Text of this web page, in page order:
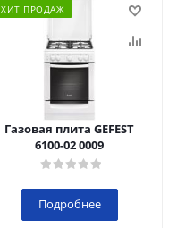
ХИТ ПРОДАЖ
Газовая плита GEFEST
6100-02 0009
Подробнее